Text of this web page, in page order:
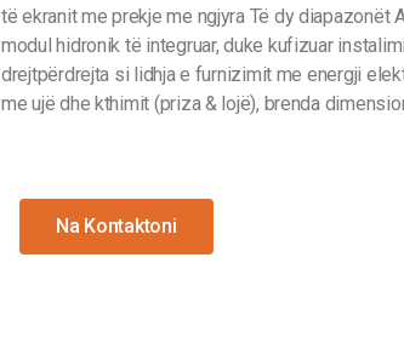
të ekranit me prekje me ngjyra Të dy diapazonët
modul hidronik të integruar, duke kufizuar
drejtpërdrejta si lidhja e furnizimit me energji
me ujë dhe kthimit (priza & lojë), brenda
Na Kontaktoni